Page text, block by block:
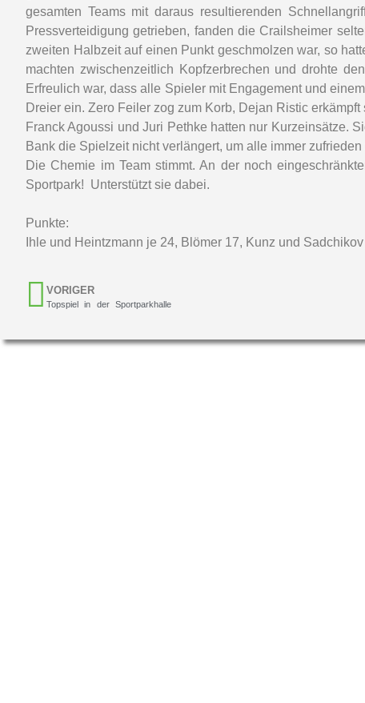
gesamten Teams mit daraus resultierenden
Pressverteidigung getrieben, fanden die Crailsheimer
zweiten Halbzeit auf einen Punkt geschmolzen war, so
machten zwischenzeitlich Kopfzerbrechen und drohte
Erfreulich war, dass alle Spieler mit Engagement und
Dreier ein. Zero Feiler zog zum Korb, Dejan Ristic
Franck Agoussi und Juri Pethke hatten nur Kurzeinsätze.
Bank die Spielzeit nicht verlängert, um alle immer zufrieden
Die Chemie im Team stimmt. An der noch
Sportpark! Unterstützt sie dabei.
Punkte:
Ihle und Heintzmann je 24, Blömer 17, Kunz und
VORIGER
Topspiel in der Sportparkhalle